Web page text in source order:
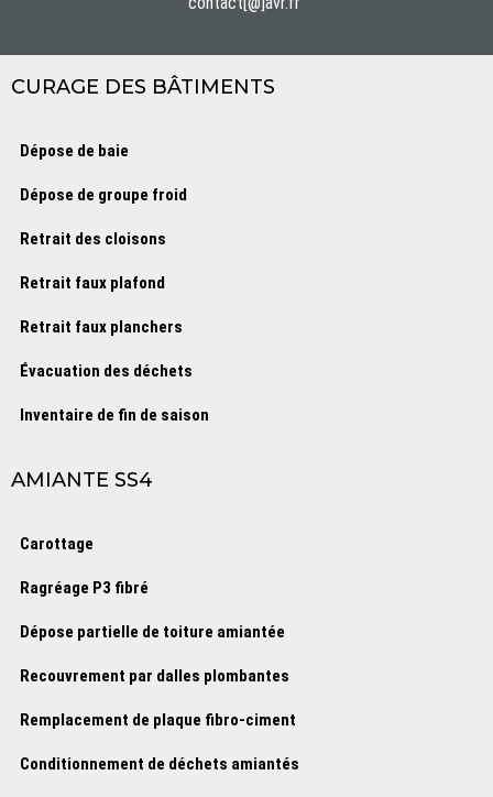
CURAGE DES BÂTIMENTS
Dépose de baie
Dépose de groupe froid
Retrait des cloisons
Retrait faux plafond
Retrait faux planchers
Évacuation des déchets
Inventaire de fin de saison
AMIANTE SS4
Carottage
Ragréage P3 fibré
Dépose partielle de toiture amiantée
Recouvrement par dalles plombantes
Remplacement de plaque fibro-ciment
Conditionnement de déchets amiantés